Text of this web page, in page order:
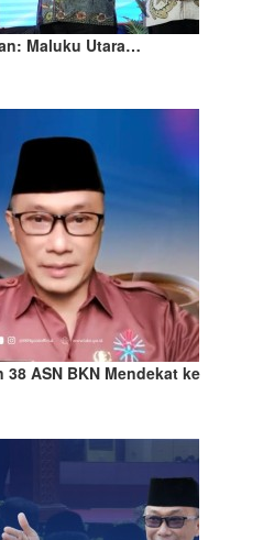
Maluku Utara…
ASN BKN Mendekat ke